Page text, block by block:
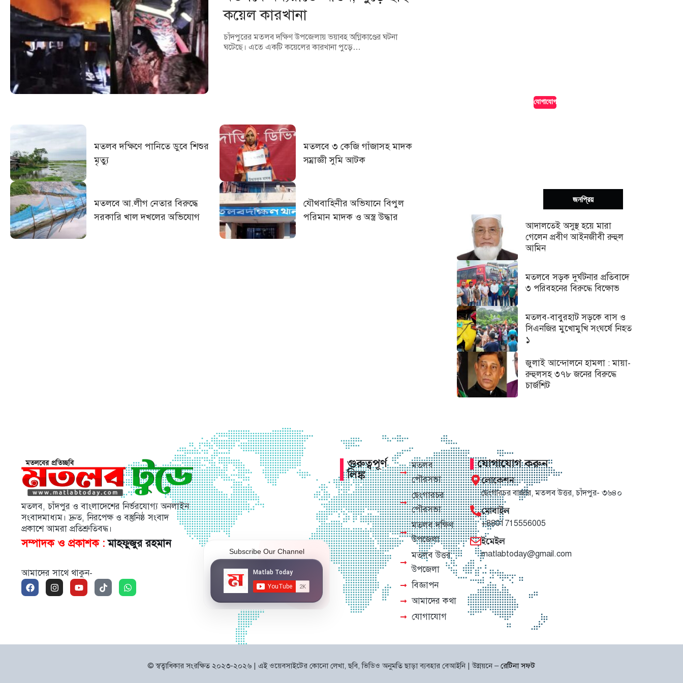
কয়েল কারখানা
চাঁদপুরের মতলব দক্ষিণ উপজেলায় ভয়াবহ অগ্নিকাণ্ডের ঘটনা
ঘটেছে। এতে একটি কয়েলের কারখানা পুড়ে…
মতলব দক্ষিণে পানিতে ডুবে শিশুর
মৃত্যু
মতলবে ৩ কেজি গাঁজাসহ মাদক
সম্রাজ্ঞী সুমি আটক
মতলবে আ.লীগ নেতার বিরুদ্ধে
সরকারি খাল দখলের অভিযোগ
যৌথবাহিনীর অভিযানে বিপুল
পরিমান মাদক ও অস্ত্র উদ্ধার
যোগাযোগ
জনপ্রিয়
আদালতেই অসুস্থ হয়ে মারা
গেলেন প্রবীণ আইনজীবী রুহুল
আমিন
মতলবে সড়ক দুর্ঘটনার প্রতিবাদে
৩ পরিবহনের বিরুদ্ধে বিক্ষোভ
মতলব-বাবুরহাট সড়কে বাস ও
সিএনজির মুখোমুখি সংঘর্ষে নিহত
১
জুলাই আন্দোলনে হামলা : মায়া-
রুহুলসহ ৩৭৮ জনের বিরুদ্ধে
চার্জশিট
মতলব, চাঁদপুর ও বাংলাদেশের নির্ভরযোগ্য অনলাইন
সংবাদমাধ্যম। দ্রুত, নিরপেক্ষ ও বস্তুনিষ্ঠ সংবাদ
প্রকাশে আমরা প্রতিশ্রুতিবদ্ধ।
সম্পাদক ও প্রকাশক :মাহফুজুর রহমান
আমাদের সাথে থাকুন-
Subscribe Our Channel
গুরুত্বপূর্ণ
লিঙ্ক
মতলব
পৌরসভা
ছেংগারচর
পৌরসভা
মতলব দক্ষিণ
উপজেলা
মতলব উত্তর
উপজেলা
বিজ্ঞাপন
আমাদের কথা
যোগাযোগ
যোগাযোগ করুন
লোকেশন
ছেংগারচর বাজার, মতলব উত্তর, চাঁদপুর- ৩৬৪০
মোবাইল
+8801715556005
ইমেইল
matlabtoday@gmail.com
© স্বত্বাধিকার সংরক্ষিত ২০২৩-২০২৬ | এই ওয়েবসাইটের কোনো লেখা, ছবি, ভিডিও অনুমতি ছাড়া ব্যবহার বেআইনি | উন্নয়নে –রেটিনা সফট